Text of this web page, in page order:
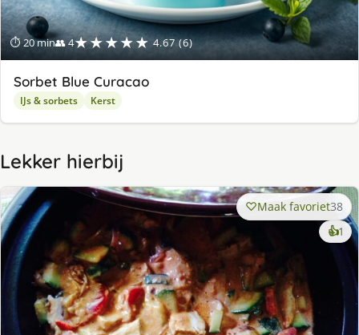
⏱ 20 min👥 4★★★★★ 4.67 (6)
Sorbet Blue Curacao
IJs & sorbets Kerst
Lekker hierbij
Maak favoriet38
👍1